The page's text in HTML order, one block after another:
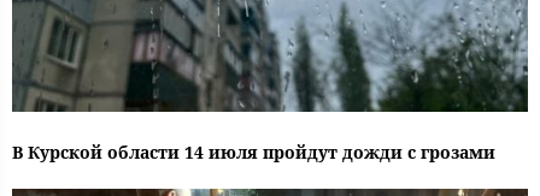
В Курской области 14 июля пройдут дожди с грозами